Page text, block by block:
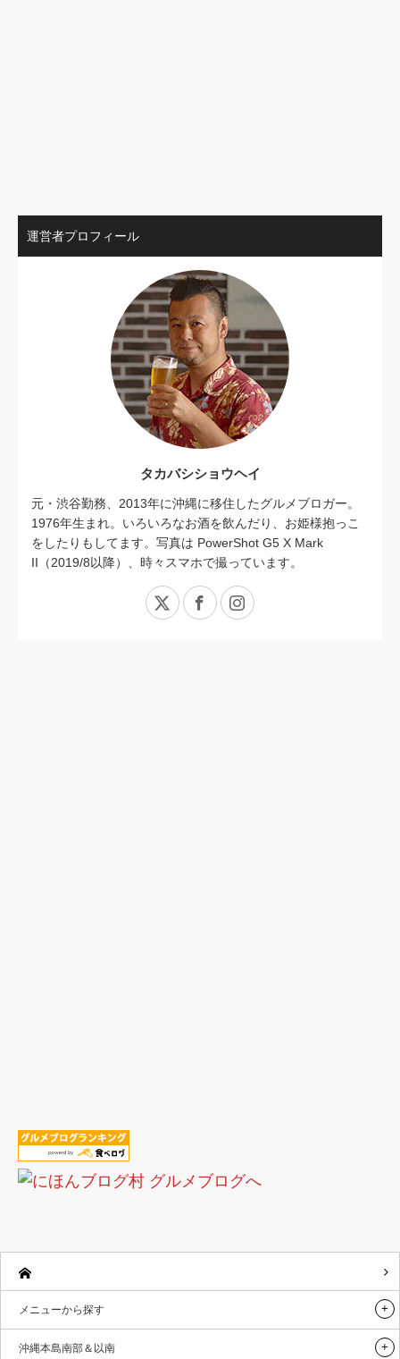
運営者プロフィール
タカバシショウヘイ
元・渋谷勤務、2013年に沖縄に移住したグルメブロガー。
1976年生まれ。いろいろなお酒を飲んだり、お姫様抱っこ
をしたりもしてます。写真は PowerShot G5 X Mark
II（2019/8以降）、時々スマホで撮っています。
X FacebookInstagram
メニューから探す
沖縄本島南部＆以南